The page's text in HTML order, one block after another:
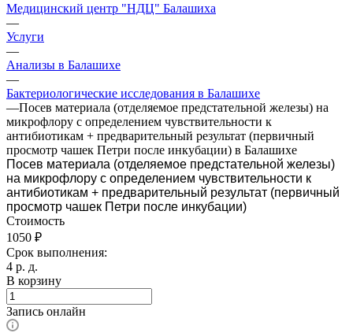
Медицинский центр "НДЦ" Балашиха
—
Услуги
—
Анализы в Балашихе
—
Бактериологические исследования в Балашихе
—Посев материала (отделяемое предстательной железы) на
микрофлору с определением чувcтвительности к
антибиотикам + предварительный результат (первичный
просмотр чашек Петри после инкубации) в Балашихе
Посев материала (отделяемое предстательной железы)
на микрофлору с определением чувcтвительности к
антибиотикам + предварительный результат (первичный
просмотр чашек Петри после инкубации)
Стоимость
1050 ₽
Срок выполнения:
4 р. д.
В корзину
Запись онлайн